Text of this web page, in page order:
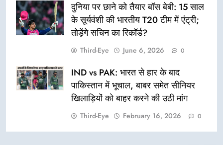
दुनिया पर छाने को तैयार बॉस बेबी: 15 साल
के सूर्यवंशी की भारतीय T20 टीम में एंट्री;
तोड़ेंगे सचिन का रिकॉर्ड?
Third-Eye June 6, 2026 0
IND vs PAK: भारत से हार के बाद
पाकिस्तान में भूचाल, बाबर समेत सीनियर
खिलाड़ियों को बाहर करने की उठी मांग
Third-Eye February 16, 2026 0